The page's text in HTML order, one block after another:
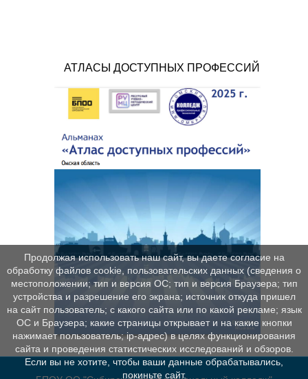
АТЛАСЫ ДОСТУПНЫХ ПРОФЕССИЙ
Продолжая использовать наш сайт, вы даете согласие на
обработку файлов cookie, пользовательских данных (сведения о
местоположении; тип и версия ОС; тип и версия Браузера; тип
устройства и разрешение его экрана; источник откуда пришел
на сайт пользователь; с какого сайта или по какой рекламе; язык
ОС и Браузера; какие страницы открывает и на какие кнопки
нажимает пользователь; ip-адрес) в целях функционирования
сайта и проведения статистических исследований и обзоров.
Если вы не хотите, чтобы ваши данные обрабатывались,
покиньте сайт.